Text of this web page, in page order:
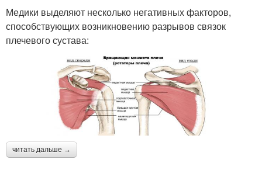
Медики выделяют несколько негативных факторов,
способствующих возникновению разрывов связок
плечевого сустава:
читать дальше →